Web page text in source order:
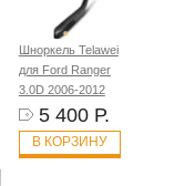
Шноркель Telawei
для Ford Ranger
3.0D 2006-2012
5 400 Р.
В КОРЗИНУ